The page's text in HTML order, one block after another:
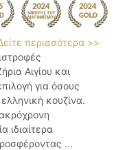
περισσότερα >>
Αιγίου και
για όσους
κουζίνα.
ιδιαίτερα
...